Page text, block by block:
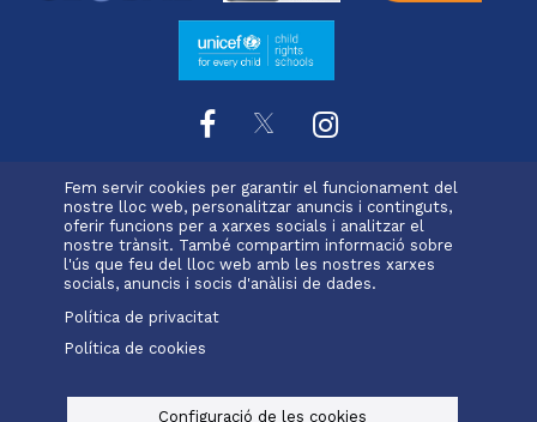
Fem servir cookies per garantir el funcionament del
nostre lloc web, personalitzar anuncis i continguts,
oferir funcions per a xarxes socials i analitzar el
nostre trànsit. També compartim informació sobre
l'ús que feu del lloc web amb les nostres xarxes
socials, anuncis i socis d'anàlisi de dades.
Política de privacitat
Política de cookies
Configuració de les cookies
Menu
footer
valldemia
L'escola Projecte educatiu
Oferta educativa
Serveis i extraescolars
Calendari
Pastoral
Matrícula
Alexia
Office 365